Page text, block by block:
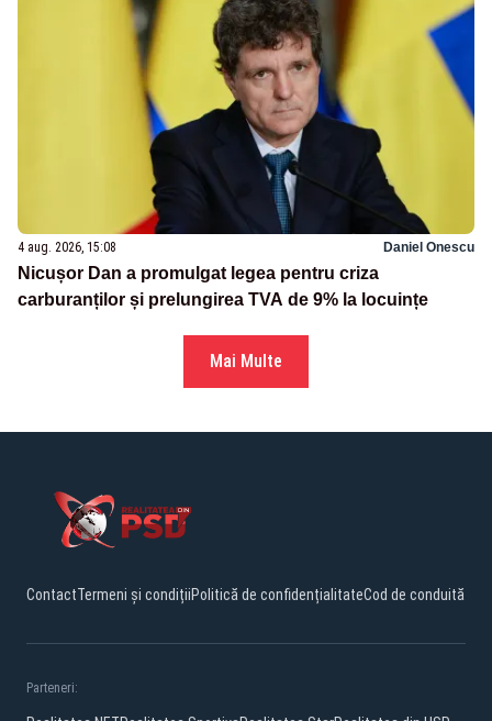
4 aug. 2026, 15:08 Daniel Onescu
Nicușor Dan a promulgat legea pentru criza
carburanților și prelungirea TVA de 9% la locuințe
Mai Multe
ContactTermeni și condițiiPolitică de confidențialitateCod de conduită
Parteneri: